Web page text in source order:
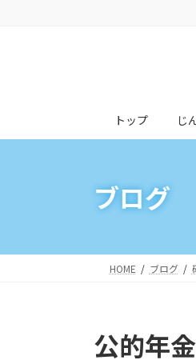
ス
ン
トップ じ
ブログ
HOME ブログ
公的年